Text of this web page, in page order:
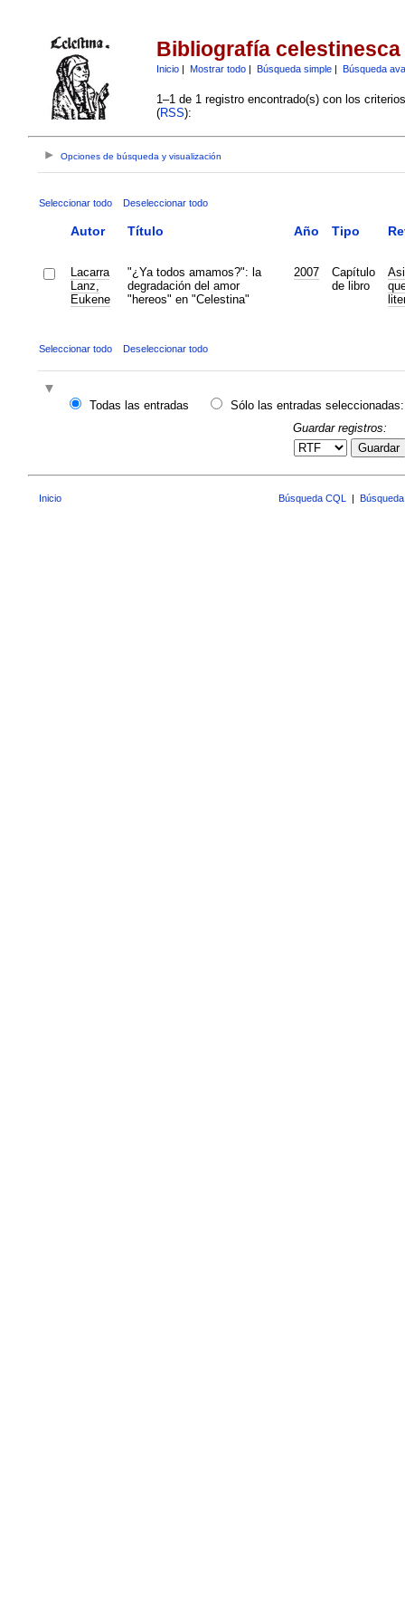
Bibliografía celestinesca
Inicio| Mostrar todo| Búsqueda simple| Búsqueda
1–1 de 1 registro encontrado(s) con los
(RSS):
Opciones de búsqueda y visualización
Seleccionar todo Deseleccionar todo
Autor Título Año Tipo
Lacarra
Lanz,
Eukene
"¿Ya todos amamos?": la
degradación del amor
"hereos" en "Celestina"
2007
Capítulo
de libro
Seleccionar todo Deseleccionar todo
Todas las entradas
Sólo las entradas seleccionadas:
Guardar registros:
Guardar
Inicio Búsqueda CQL